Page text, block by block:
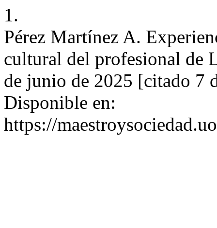
1.
Pérez Martínez A.
cultural del profesional de
de junio de 2025 [citado 7
Disponible en:
https://